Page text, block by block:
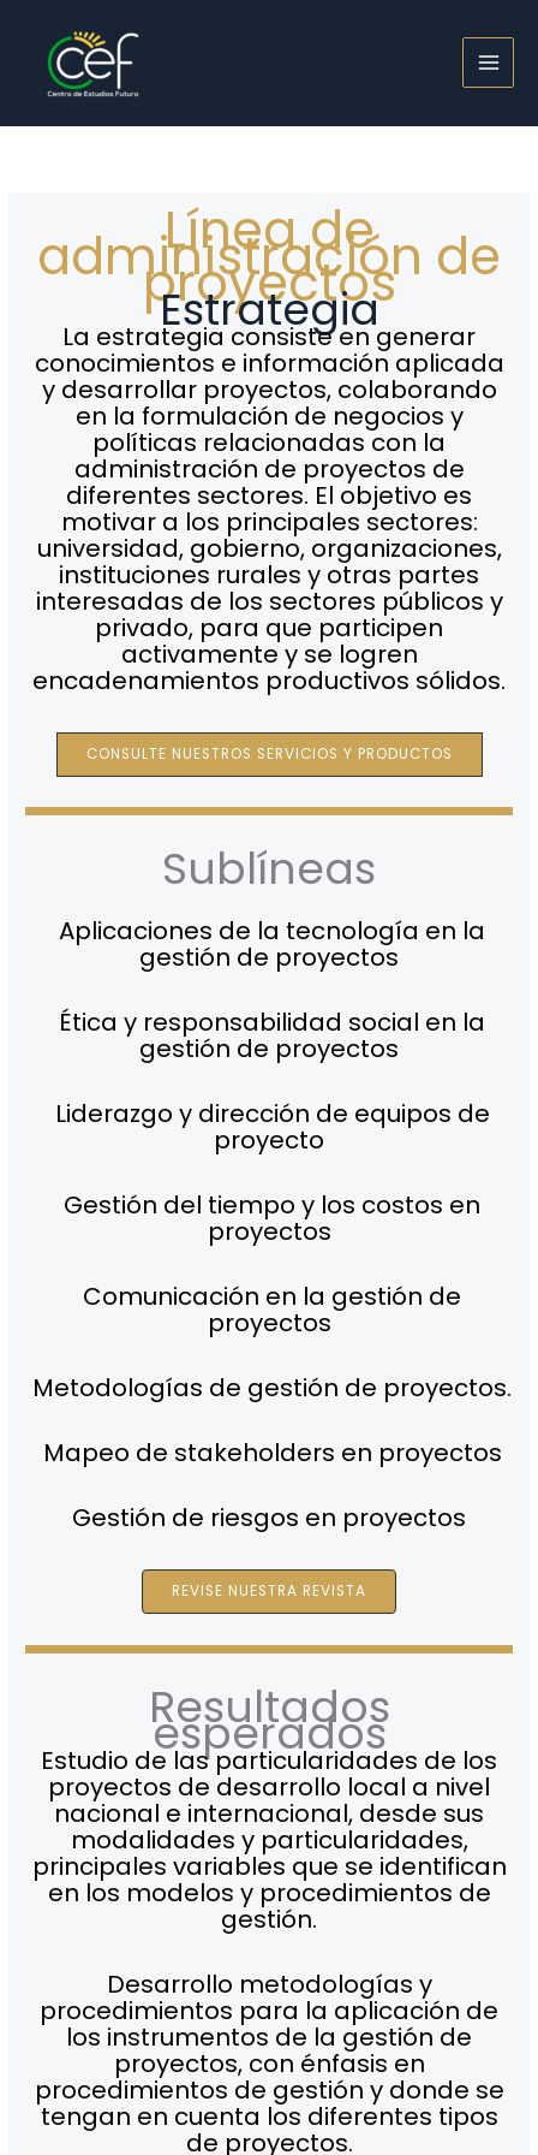
contenido
Línea de
administración de
proyectos
Estrategia
La estrategia consiste en generar
conocimientos e información aplicada
y desarrollar proyectos, colaborando
en la formulación de negocios y
políticas relacionadas con la
administración de proyectos de
diferentes sectores. El objetivo es
motivar a los principales sectores:
universidad, gobierno, organizaciones,
instituciones rurales y otras partes
interesadas de los sectores públicos y
privado, para que participen
activamente y se logren
encadenamientos productivos sólidos.
CONSULTE NUESTROS SERVICIOS Y PRODUCTOS
Sublíneas
Aplicaciones de la tecnología en la
gestión de proyectos
Ética y responsabilidad social en la
gestión de proyectos
Liderazgo y dirección de equipos de
proyecto
Gestión del tiempo y los costos en
proyectos
Comunicación en la gestión de
proyectos
Metodologías de gestión de proyectos.
Mapeo de stakeholders en proyectos
Gestión de riesgos en proyectos
REVISE NUESTRA REVISTA
Resultados
esperados
Estudio de las particularidades de los
proyectos de desarrollo local a nivel
nacional e internacional, desde sus
modalidades y particularidades,
principales variables que se identifican
en los modelos y procedimientos de
gestión.
Desarrollo metodologías y
procedimientos para la aplicación de
los instrumentos de la gestión de
proyectos, con énfasis en
procedimientos de gestión y donde se
tengan en cuenta los diferentes tipos
de proyectos.